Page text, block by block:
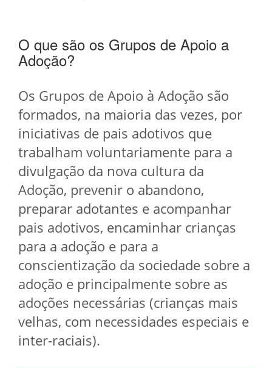
O que são os Grupos de Apoio a
Adoção?
Os Grupos de Apoio à Adoção são
formados, na maioria das vezes, por
iniciativas de pais adotivos que
trabalham voluntariamente para a
divulgação da nova cultura da
Adoção, prevenir o abandono,
preparar adotantes e acompanhar
pais adotivos, encaminhar crianças
para a adoção e para a
conscientização da sociedade sobre a
adoção e principalmente sobre as
adoções necessárias (crianças mais
velhas, com necessidades especiais e
inter-raciais).